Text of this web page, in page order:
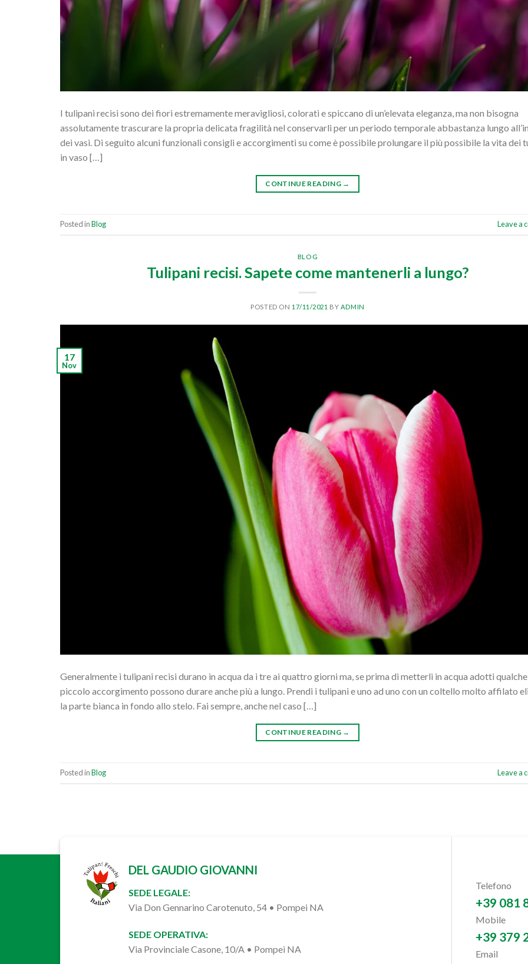
I tulipani recisi sono dei fiori estremamente meravigliosi, colorati e spiccano di un’elevata eleganza, ma non bisogna
assolutamente trascurare la propria delicata fragilità nel conservarli per un periodo temporale abbastanza lungo
dei vasi. Di seguito alcuni funzionali consigli e accorgimenti su come è possibile prolungare il più possibile la vita dei
in vaso […]
CONTINUE READING →
Posted inBlog Leave a
BLOG
Tulipani recisi. Sapete come mantenerli a lungo?
POSTED ON 17/11/2021 BY ADMIN
17
Nov
Generalmente i tulipani recisi durano in acqua da i tre ai quattro giorni ma, se prima di metterli in acqua adotti qualche
piccolo accorgimento possono durare anche più a lungo. Prendi i tulipani e uno ad uno con un coltello molto affilato
la parte bianca in fondo allo stelo. Fai sempre, anche nel caso […]
CONTINUE READING →
Posted inBlog Leave a
DEL GAUDIO GIOVANNI
SEDE LEGALE:
Via Don Gennarino Carotenuto, 54 • Pompei NA
SEDE OPERATIVA:
Via Provinciale Casone, 10/A • Pompei NA
Telefono
+39 081
Mobile
+39 379
Email